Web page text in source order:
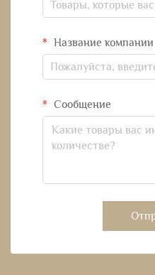
Название компании
Сообщение